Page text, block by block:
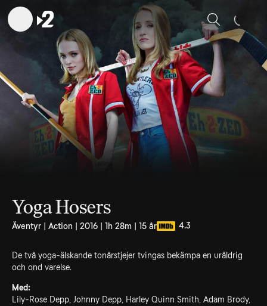
Sök
Yoga Hosers
Äventyr | Action | 2016 | 1h 28m | 15 år 4.3
De två yoga-älskande tonårstjejer tvingas bekämpa en uråldrig
och ond varelse.
Med:
Lily-Rose Depp, Johnny Depp, Harley Quinn Smith, Adam Brody,